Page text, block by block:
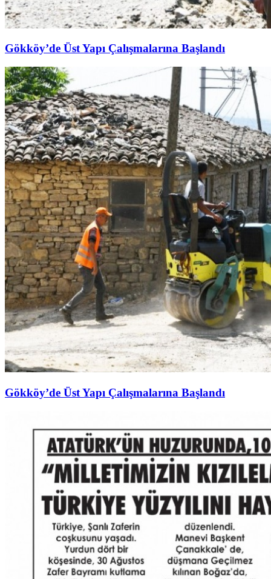
Gökköy’de Üst Yapı Çalışmalarına Başlandı
Gökköy’de Üst Yapı Çalışmalarına Başlandı